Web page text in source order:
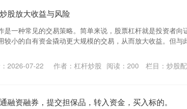
股放大收益与风险
是一种常见的交易策略。简单来说，股票杠杆就是投资者向
较小的自有资金撬动更大规模的交易，从而放大收益。但与
2026-07-22 作者：杠杆炒股 阅读： 200 栏目： 炒股
融资融券，提交担保品，转入资金，买入标的。